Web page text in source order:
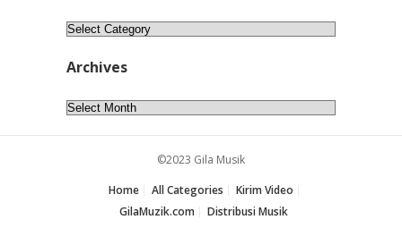
Categories
Archives
Archives
©2023 Gila Musik
Home
All Categories
Kirim Video
GilaMuzik.com
Distribusi Musik